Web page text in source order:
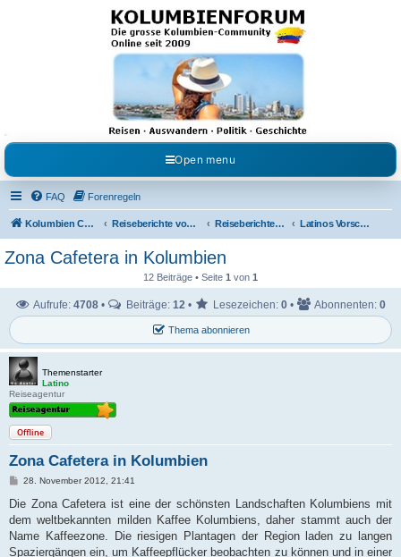
Kolumbienforum - Das
grosse Forum der
Freunde Kolumbiens
Reisen, Auswandern, Kultur, Politik, Geschichte und Visum in Kolumbien und Venezuela.
Austausch, Erfahrungen und Gemeinschaft im Kolumbienforum
Open menu
FAQ Forenregeln
Kolumbien Community Reiseberichte von Mitgliedern Reiseberichte zum Festland Latinos Vorschläge
Zona Cafetera in Kolumbien
12 Beiträge • Seite 1 von 1
Thema abonnieren
Aufrufe: 4708 • Beiträge: 12 • Lesezeichen: 0 • Abonnenten: 0
Themenstarter
Latino
Reiseagentur
Offline
Zona Cafetera in Kolumbien
B
i
r
a
28. November 2012, 21:41
Die Zona Cafetera ist eine der schönsten Landschaften Kolumbiens mit
dem weltbekannten milden Kaffee Kolumbiens, daher stammt auch der
Name Kaffeezone. Die riesigen Plantagen der Region laden zu langen
Spaziergängen ein, um Kaffeepflücker beobachten zu können und in einer